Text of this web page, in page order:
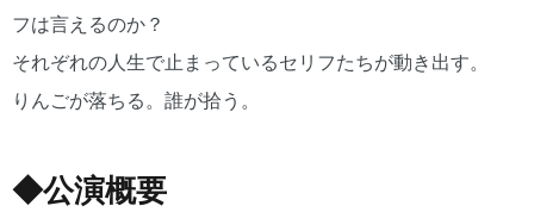
フは言えるのか？
それぞれの人生で止まっているセリフたちが動き出す。
りんごが落ちる。誰が拾う。
◆公演概要